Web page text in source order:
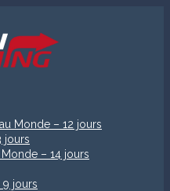
Monde – 12 jours
jours
– 14 jours
9 jours